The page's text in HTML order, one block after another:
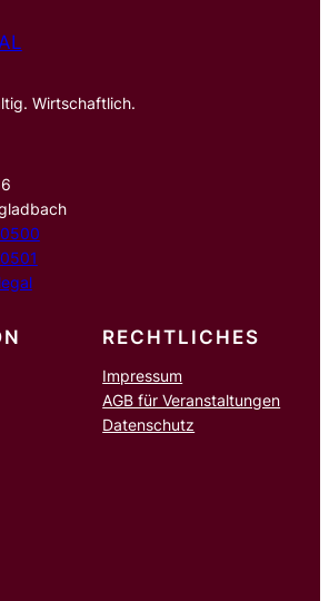
Wirtschaftlich.
RECHTLICHES
Impressum
AGB für Veranstaltungen
Datenschutz